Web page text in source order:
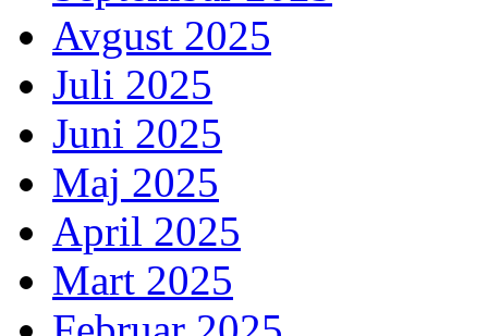
Avgust 2025
Juli 2025
Juni 2025
Maj 2025
April 2025
Mart 2025